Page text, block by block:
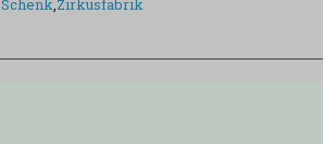
Schenk,Zirkusfabrik